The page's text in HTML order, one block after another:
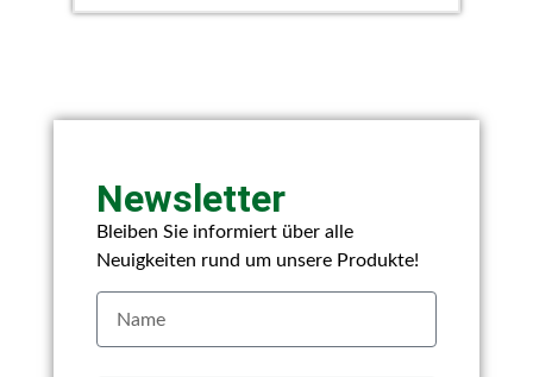
Newsletter
Bleiben Sie informiert über alle
Neuigkeiten rund um unsere Produkte!